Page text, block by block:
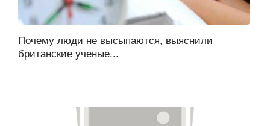
Почему люди не высыпаются, выяснили
британские ученые...